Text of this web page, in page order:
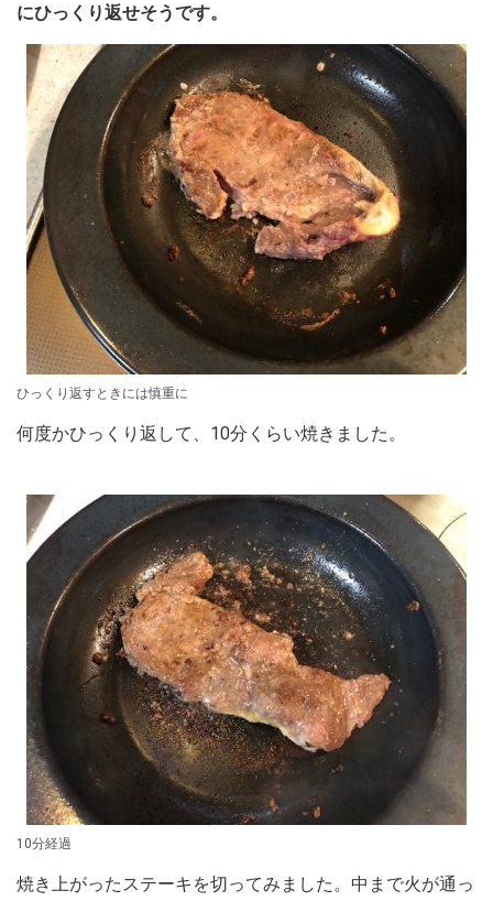
にひっくり返せそうです。
ひっくり返すときには慎重に
何度かひっくり返して、10分くらい焼きました。
10分経過
焼き上がったステーキを切ってみました。中まで火が通っ